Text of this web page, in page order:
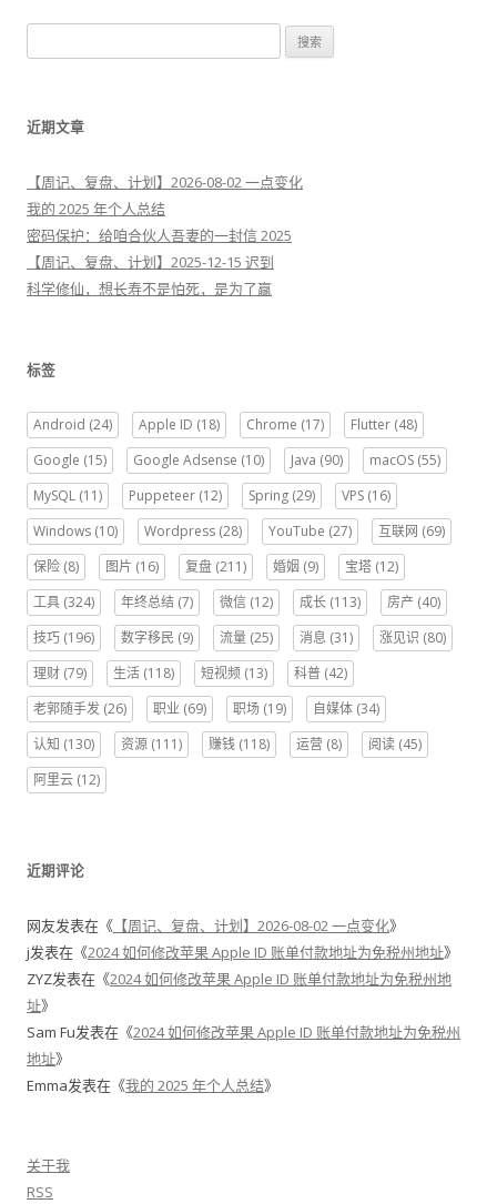
索
近期文章
【周记、复盘、计划】2026-08-02 一点变化
我的 2025 年个人总结
密码保护：给咱合伙人吾妻的一封信 2025
【周记、复盘、计划】2025-12-15 迟到
科学修仙，想长寿不是怕死，是为了赢
标签
Android (24) Apple ID (18) Chrome (17) Flutter (48)
Google (15) Google Adsense (10) Java (90) macOS (55)
MySQL (11) Puppeteer (12) Spring (29) VPS (16)
Windows (10) Wordpress (28) YouTube (27) 互联网 (69)
保险 (8) 图片 (16) 复盘 (211) 婚姻 (9) 宝塔 (12)
工具 (324) 年终总结 (7) 微信 (12) 成长 (113) 房产 (40)
技巧 (196) 数字移民 (9) 流量 (25) 消息 (31) 涨见识 (80)
理财 (79) 生活 (118) 短视频 (13) 科普 (42)
老郭随手发 (26) 职业 (69) 职场 (19) 自媒体 (34)
认知 (130) 资源 (111) 赚钱 (118) 运营 (8) 阅读 (45)
阿里云 (12)
近期评论
网友发表在《 【周记、复盘、计划】2026-08-02 一点变化》
j发表在《2024 如何修改苹果 Apple ID 账单付款地址为免税州地址》
ZYZ发表在《2024 如何修改苹果 Apple ID 账单付款地址为免税州地
址》
Sam Fu发表在《2024 如何修改苹果 Apple ID 账单付款地址为免税州
地址》
Emma发表在《我的 2025 年个人总结》
关于我
RSS